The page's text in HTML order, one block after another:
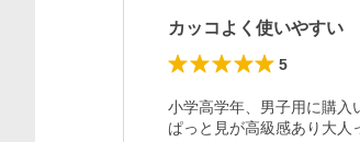
カッコよく使いやすい
5
小学高学年、男子用に購入
ぱっと見が高級感あり大人